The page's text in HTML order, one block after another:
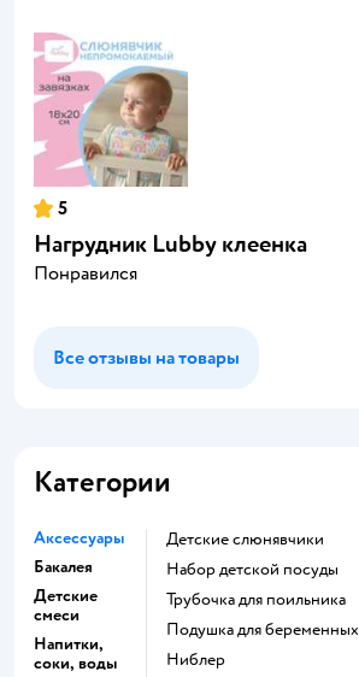
5
Нагрудник Lubby клеенка
Понравился
Все отзывы на товары
Категории
Аксессуары
Бакалея
Детские
смеси
Напитки,
соки, воды
Детские слюнявчики
набор детской посуды
трубочка для поильника
подушка для беременных
ниблер